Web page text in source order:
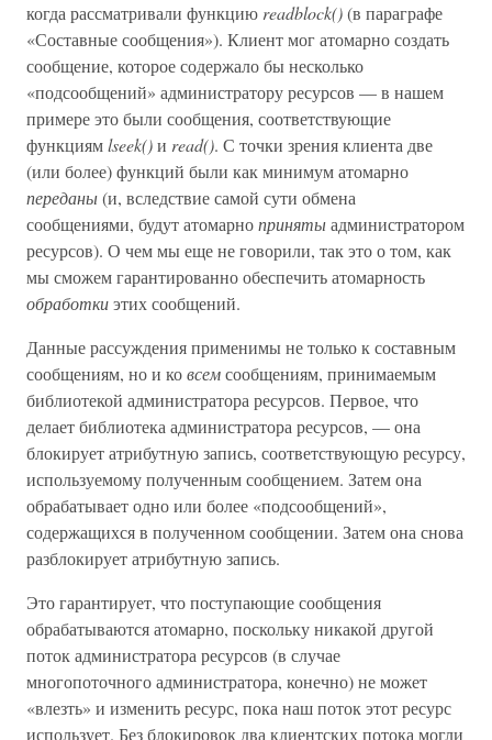
когда рассматривали функцию readblock()(в параграфе
«Составные сообщения»). Клиент мог атомарно создать
сообщение, которое содержало бы несколько
«подсообщений» администратору ресурсов — в нашем
примере это были сообщения, соответствующие
функциямlseek()и read(). С точки зрения клиента две
(или более) функций были как минимум атомарно
переданы(и, вследствие самой сути обмена
сообщениями, будут атомарнопринятыадминистратором
ресурсов). О чем мы еще не говорили, так это о том, как
мы сможем гарантированно обеспечить атомарность
обработкиэтих сообщений.
Данные рассуждения применимы не только к составным
сообщениям, но и ковсемсообщениям, принимаемым
библиотекой администратора ресурсов. Первое, что
делает библиотека администратора ресурсов, — она
блокирует атрибутную запись, соответствующую ресурсу,
используемому полученным сообщением. Затем она
обрабатывает одно или более «подсообщений»,
содержащихся в полученном сообщении. Затем она снова
разблокирует атрибутную запись.
Это гарантирует, что поступающие сообщения
обрабатываются атомарно, поскольку никакой другой
поток администратора ресурсов (в случае
многопоточного администратора, конечно) не может
«влезть» и изменить ресурс, пока наш поток этот ресурс
использует. Без блокировок два клиентских потока могли